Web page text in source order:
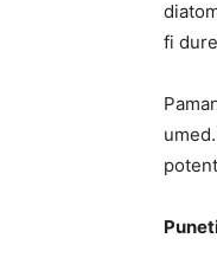
fi